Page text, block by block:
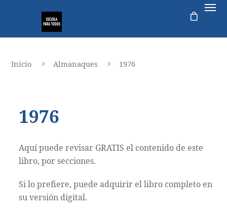
Inicio Almanaques 1976
1976
Aquí puede revisar GRATIS el contenido de este
libro, por secciones.
Si lo prefiere, puede adquirir el libro completo en
su versión digital.